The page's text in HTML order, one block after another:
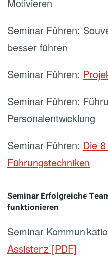
Motivieren
Seminar Führen:
besser führen
Seminar Führen:
Seminar Führen:
Personalentwicklung
Seminar Führen: Die
Führungstechniken
Seminar Erfolgreiche
funktionieren
Seminar
Assistenz [PDF]